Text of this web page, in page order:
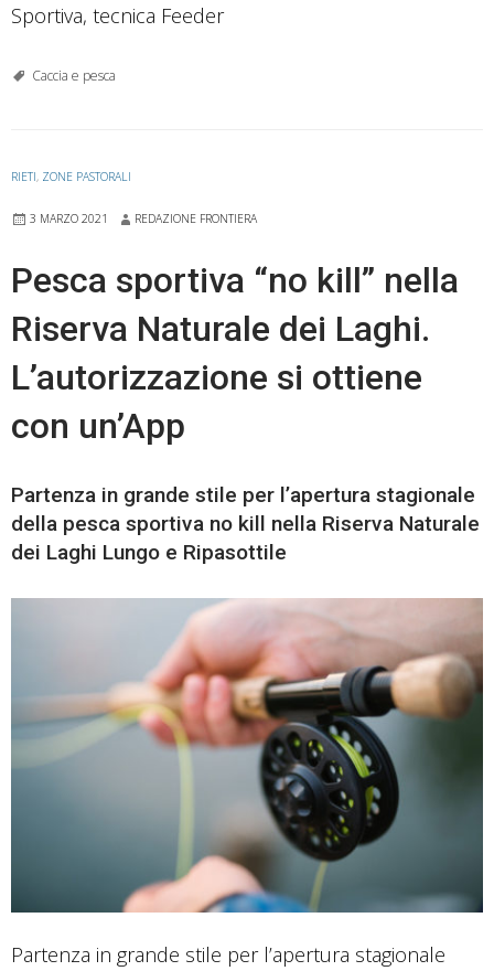
Sportiva, tecnica Feeder
Caccia e pesca
RIETI, ZONE PASTORALI
3 MARZO 2021 REDAZIONE FRONTIERA
Pesca sportiva “no kill” nella
Riserva Naturale dei Laghi.
L’autorizzazione si ottiene
con un’App
Partenza in grande stile per l’apertura stagionale
della pesca sportiva no kill nella Riserva Naturale
dei Laghi Lungo e Ripasottile
Partenza in grande stile per l’apertura stagionale